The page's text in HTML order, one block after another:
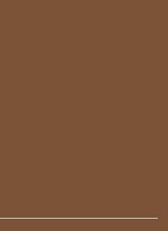
gian:
duy trì sạch sẽ và đảm bảo an